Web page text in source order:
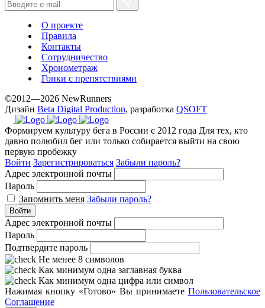
О проекте
Правила
Контакты
Сотрудничество
Хронометраж
Гонки с препятствиями
©2012—2026 NewRunners
Дизайн Beta Digital Production, разработка QSOFT
Формируем культуру бега в России с 2012 года Для тех, кто
давно полюбил бег или только собирается выйти на свою
первую пробежку
Войти Зарегистрироваться Забыли пароль?
Адрес электронной почты
Пароль
Запомнить меня Забыли пароль?
Войти
Адрес электронной почты
Пароль
Подтвердите пароль
Не менее 8 символов
Как минимум одна заглавная буква
Как минимум одна цифра или символ
Нажимая кнопку «Готово» Вы принимаете Пользовательское
Соглашение